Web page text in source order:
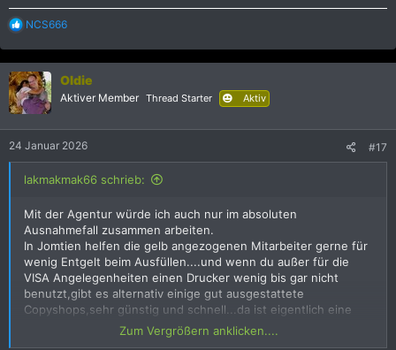
R
a
k
t
i
o
n
:
NCS666
Oldie
Aktiver Member Thread Starter Aktiv
24 Januar 2026 #17
lakmakmak66 schrieb:
Mit der Agentur würde ich auch nur im absoluten
Ausnahmefall zusammen arbeiten.
In Jomtien helfen die gelb angezogenen Mitarbeiter gerne für
wenig Entgelt beim Ausfüllen....und wenn du außer für die
VISA Angelegenheiten einen Drucker wenig bis gar nicht
benutzt,gibt es alternativ einige gut ausgestattete
Copyshops,sehr günstig und schnell...da ist eigentlich eine
solche Investition uninteressant.
Die Kosten für Kopien gehen bei 3 Bath(schwarz/weiss)
Zum Vergrößern anklicken....